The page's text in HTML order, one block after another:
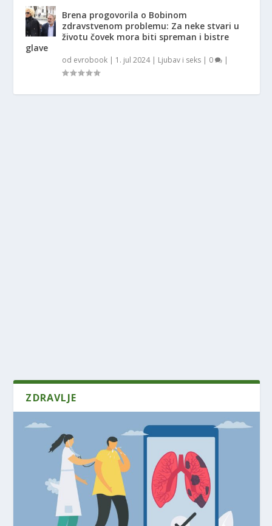
Brena progovorila o Bobinom
zdravstvenom problemu: Za neke stvari u
životu čovek mora biti spreman i bistre
glave
od evrobook | 1. jul 2024| Ljubav i seks | 0 |
ZDRAVLJE